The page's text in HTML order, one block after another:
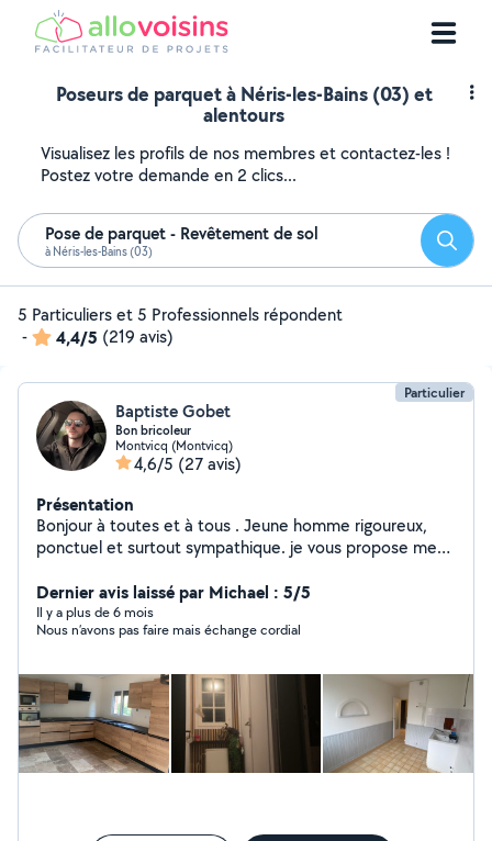
Poseurs de parquet à Néris-les-Bains (03) et
alentours
Visualisez les profils de nos membres et contactez-les !
Postez votre demande en 2 clics...
Pose de parquet - Revêtement de sol
à Néris-les-Bains (03)
5 Particuliers et 5 Professionnels répondent
-
4,4/5 (219 avis)
Particulier
Baptiste Gobet
Bon bricoleur
Montvicq (Montvicq)
4,6/5 (27 avis)
Présentation
Bonjour à toutes et à tous . Jeune homme rigoureux,
ponctuel et surtout sympathique. je vous propose mes
haie, désherbage, debrousaillage...) ainsi que le
bricolage intérieur(peinture murs et plafonds, ratissage
à l'enduit, bande à placo pose de parquet flottant,
)et extérieur ( peinture volets, karcher...) je reste à
votre disposition pour toutes questions ou demande .
Bonne journée à tous .
Dernier avis laissé par Michael : 5/5
Il y a plus de 6 mois
Nous n’avons pas faire mais échange cordial